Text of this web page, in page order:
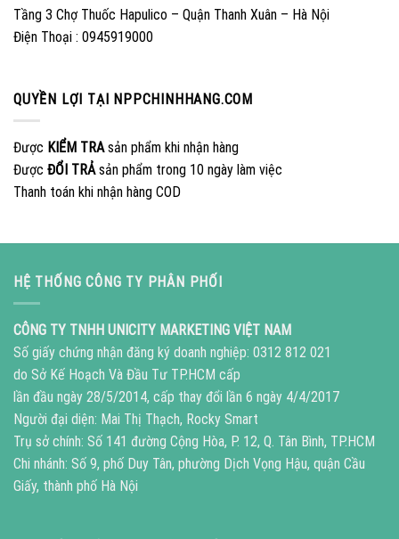
Tầng 3 Chợ Thuốc Hapulico – Quận Thanh Xuân – Hà Nội
Điện Thoại : 0945919000
QUYỀN LỢI TẠI NPPCHINHHANG.COM
Được KIỂM TRAsản phẩm khi nhận hàng
Được ĐỔI TRẢsản phẩm trong 10 ngày làm việc
Thanh toán khi nhận hàng COD
HỆ THỐNG CÔNG TY PHÂN PHỐI
CÔNG TY TNHH UNICITY MARKETING VIỆT NAM
Số giấy chứng nhận đăng ký doanh nghiệp: 0312 812 021
do Sở Kế Hoạch Và Đầu Tư TP.HCM cấp
lần đầu ngày 28/5/2014, cấp thay đổi lần 6 ngày 4/4/2017
Người đại diện: Mai Thị Thạch, Rocky Smart
Trụ sở chính: Số 141 đường Cộng Hòa, P. 12, Q. Tân Bình, TP.HCM
Chi nhánh: Số 9, phố Duy Tân, phường Dịch Vọng Hậu, quận Cầu
Giấy, thành phố Hà Nội